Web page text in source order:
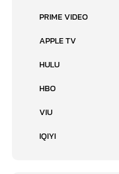
PRIME VIDEO
APPLE TV
HULU
HBO
VIU
IQIYI